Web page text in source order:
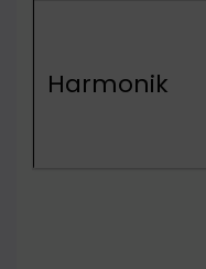
Harmonik